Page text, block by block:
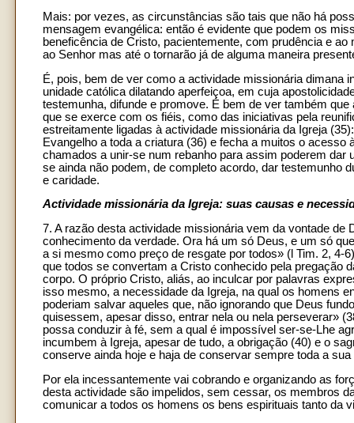
Mais: por vezes, as circunstâncias são tais que não há
mensagem evangélica: então é evidente que podem os
beneficência de Cristo, pacientemente, com prudência e
ao Senhor mas até o tornarão já de alguma maneira
É, pois, bem de ver como a actividade missionária dimana
unidade católica dilatando aperfeiçoa, em cuja
testemunha, difunde e promove. É bem de ver também
que se exerce com os fiéis, como das iniciativas pela
estreitamente ligadas à actividade missionária da Igreja
Evangelho a toda a criatura (36) e fecha a muitos o
chamados a unir-se num rebanho para assim poderem
se ainda não podem, de completo acordo, dar testemunho
e caridade.
Actividade missionária da Igreja: suas causas e
7. A razão desta actividade missionária vem da vontade
conhecimento da verdade. Ora há um só Deus, e um só
a si mesmo como preço de resgate por todos» (l Tim. 2, 4-
que todos se convertam a Cristo conhecido pela pregação
corpo. O próprio Cristo, aliás, ao inculcar por palavras
isso mesmo, a necessidade da Igreja, na qual os homens
poderiam salvar aqueles que, não ignorando que Deus
quisessem, apesar disso, entrar nela ou nela perseverar»
possa conduzir à fé, sem a qual é impossível ser-se-Lhe
incumbem à Igreja, apesar de tudo, a obrigação (40) e o
conserve ainda hoje e haja de conservar sempre toda a
Por ela incessantemente vai cobrando e organizando as
desta actividade são impelidos, sem cessar, os membros
comunicar a todos os homens os bens espirituais tanto da